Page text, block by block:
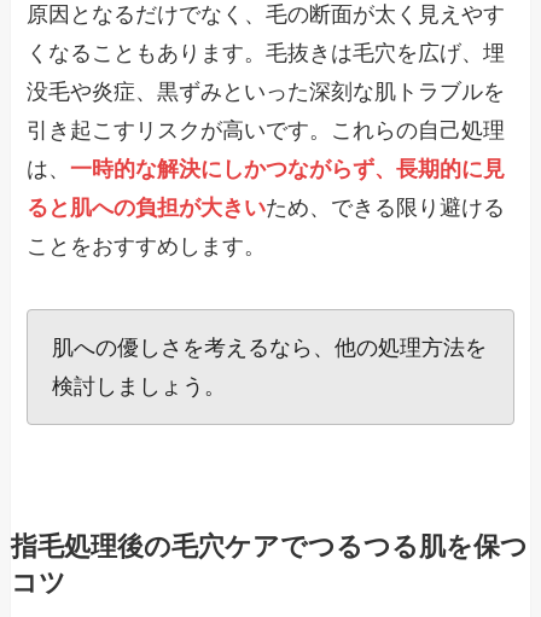
原因となるだけでなく、毛の断面が太く見えやす
くなることもあります。毛抜きは毛穴を広げ、埋
没毛や炎症、黒ずみといった深刻な肌トラブルを
引き起こすリスクが高いです。これらの自己処理
は、一時的な解決にしかつながらず、長期的に見
ると肌への負担が大きいため、できる限り避ける
ことをおすすめします。
肌への優しさを考えるなら、他の処理方法を
検討しましょう。
指毛処理後の毛穴ケアでつるつる肌を保つ
コツ